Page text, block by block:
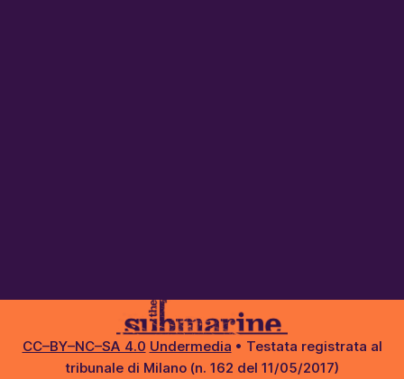
CC–BY–NC–SA 4.0 Undermedia • Testata registrata al
tribunale di Milano (n. 162 del 11/05/2017)